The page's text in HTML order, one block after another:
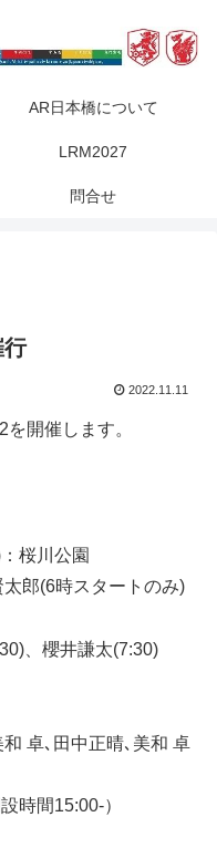
AR日本橋について
LRM2027
問合せ
行
2022.11.11
開催します。
桜川公園
太郎(6時スタートのみ)
、櫻井謙太(7:30)
和 卓､田中正晴､美和 卓
時間15:00-）